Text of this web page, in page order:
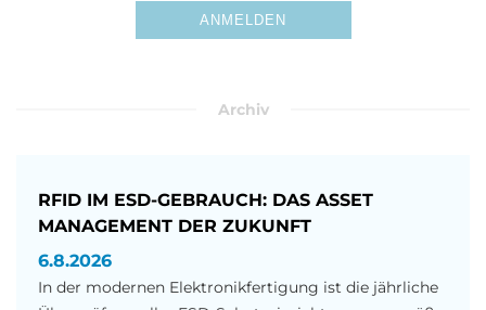
Archiv
RFID IM ESD-GEBRAUCH: DAS ASSET
MANAGEMENT DER ZUKUNFT
6.8.2026
In der modernen Elektronikfertigung ist die jährliche